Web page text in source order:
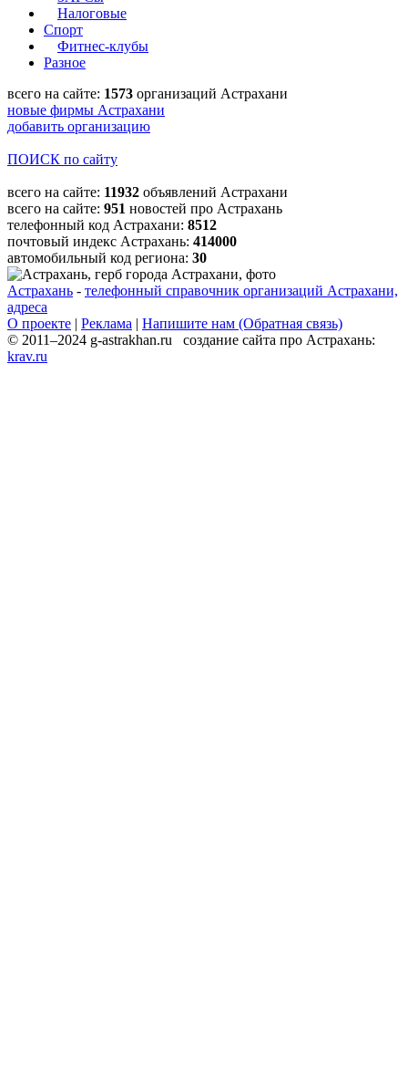
Налоговые
Спорт
Фитнес-клубы
Разное
всего на сайте: 1573 организаций Астрахани
новые фирмы Астрахани
добавить организацию
ПОИСК по сайту
всего на сайте: 11932 объявлений Астрахани
всего на сайте: 951 новостей про Астрахань
телефонный код Астрахани: 8512
почтовый индекс Астрахань: 414000
автомобильный код региона: 30
Астрахань - телефонный справочник организаций Астрахани,
адреса
О проекте | Реклама | Напишите нам (Обратная связь)
© 2011–2024 g-astrakhan.ru создание сайта про Астрахань:
krav.ru